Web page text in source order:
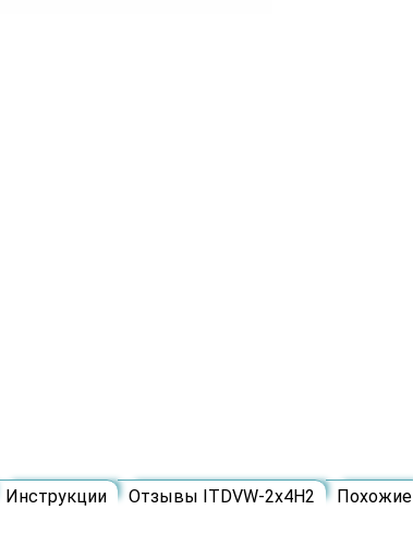
Инструкции Отзывы ITDVW-2x4H2 Похожие